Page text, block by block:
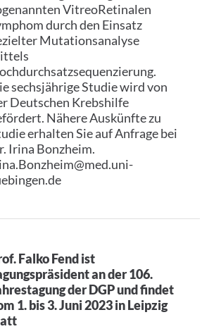
VitreoRetinalen
durch den Einsatz
Mutationsanalyse
sechsjährige Studie wird von
Deutschen Krebshilfe
Nähere Auskünfte zu
erhalten Sie auf Anfrage bei
Irina Bonzheim.
Falko Fend ist
an der 106.
der DGP und findet
1. bis 3. Juni 2023 in Leipzig